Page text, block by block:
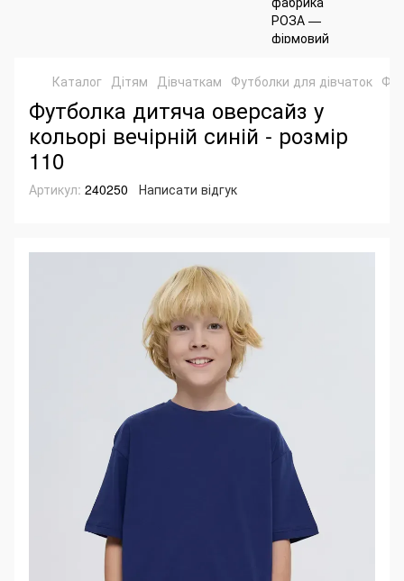
Каталог Дітям Дівчаткам Футболки для дівчаток
Футболка дитяча оверсайз у
кольорі вечірній синій - розмір
110
Артикул: 240250 Написати відгук